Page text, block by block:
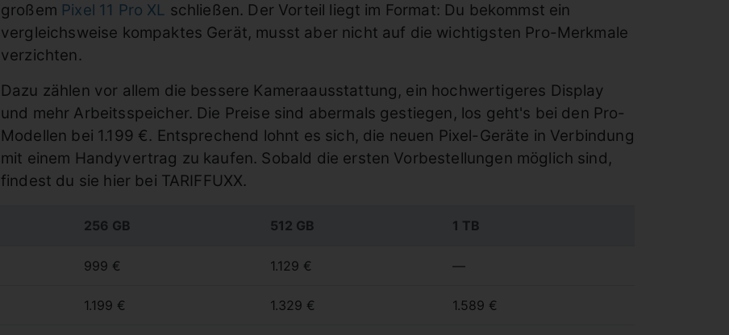
großem Pixel 11 Pro XL schließen. Der Vorteil liegt im Format: Du bekommst ein
vergleichsweise kompaktes Gerät, musst aber nicht auf die wichtigsten Pro-Merkmale
verzichten.
Dazu zählen vor allem die bessere Kameraausstattung, ein hochwertigeres Display
und mehr Arbeitsspeicher. Die Preise sind abermals gestiegen, los geht's bei den Pro-
Modellen bei 1.199 €. Entsprechend lohnt es sich, die neuen Pixel-Geräte in Verbindung
mit einem Handyvertrag zu kaufen. Sobald die ersten Vorbestellungen möglich sind,
findest du sie hier bei TARIFFUXX.
256 GB 512 GB 1 TB
999 € 1.129 € —
1.199 € 1.329 € 1.589 €